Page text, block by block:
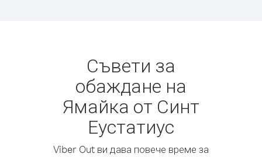
Съвети за
обаждане на
Ямайка от Синт
Еустатиус
Viber Out ви дава повече време за